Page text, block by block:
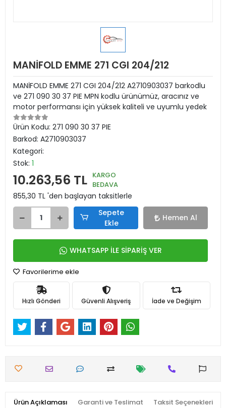
MANİFOLD EMME 271 CGI 204/212
MANİFOLD EMME 271 CGI 204/212 A2710903037 barkodlu
ve 271 090 30 37 PIE MPN kodlu ürünümüz, aracınız ve
motor performansı için yüksek kaliteli ve uyumlu yedek
Ürün Kodu: 271 090 30 37 PIE
Barkod: A2710903037
Kategori:
Stok: 1
10.263,56 TL KARGO
BEDAVA
855,30 TL 'den başlayan taksitlerle
Sepete
Ekle
Hemen Al
WHATSAPP İLE SİPARİŞ VER
Favorilerime ekle
Hızlı Gönderi Güvenli Alışveriş İade ve Değişim
Ürün Açıklaması Garanti ve Teslimat Taksit Seçenekleri